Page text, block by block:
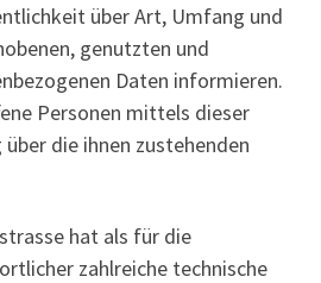
über Art, Umfang und
genutzten und
Daten informieren.
Personen mittels dieser
die ihnen zustehenden
hat als für die
zahlreiche technische